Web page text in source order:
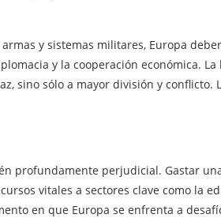
y sistemas militares, Europa
y la cooperación económica.
sino sólo a mayor división y conflicto.
profundamente perjudicial. Gastar
vitales a sectores clave como la
en que Europa se enfrenta a